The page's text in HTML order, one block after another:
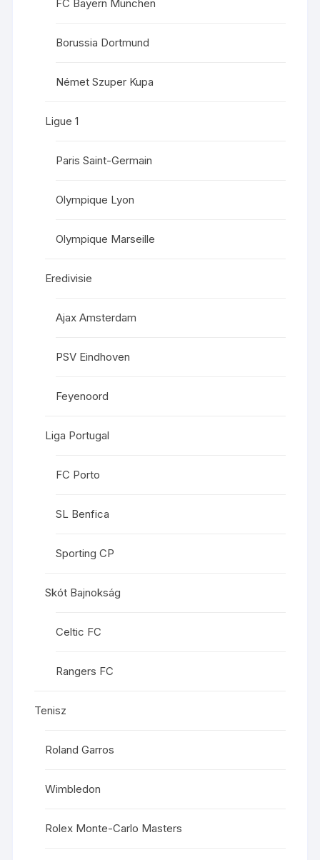
FC Bayern München
Borussia Dortmund
Német Szuper Kupa
Ligue 1
Paris Saint-Germain
Olympique Lyon
Olympique Marseille
Eredivisie
Ajax Amsterdam
PSV Eindhoven
Feyenoord
Liga Portugal
FC Porto
SL Benfica
Sporting CP
Skót Bajnokság
Celtic FC
Rangers FC
Tenisz
Roland Garros
Wimbledon
Rolex Monte-Carlo Masters